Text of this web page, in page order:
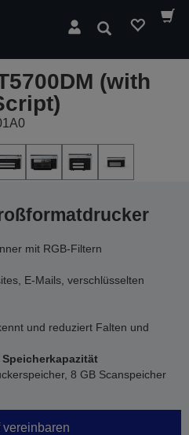
Suchen
(with
mit RGB-Filtern
E-Mails, verschlüsselten
und reduziert Falten und
8 GB Scanspeicher
vereinbaren